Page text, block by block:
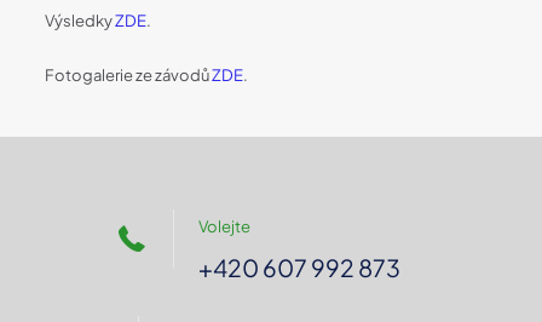
VýsledkyZDE.
Fotogalerie ze závodůZDE.
Volejte
+420 607 992 873